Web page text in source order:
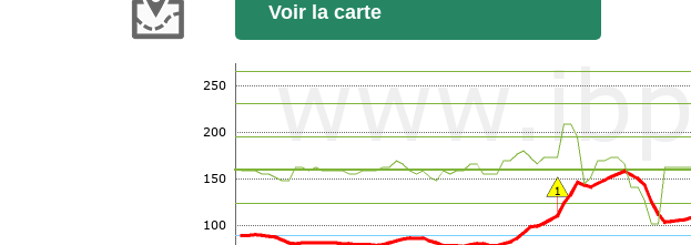
Voir la carte